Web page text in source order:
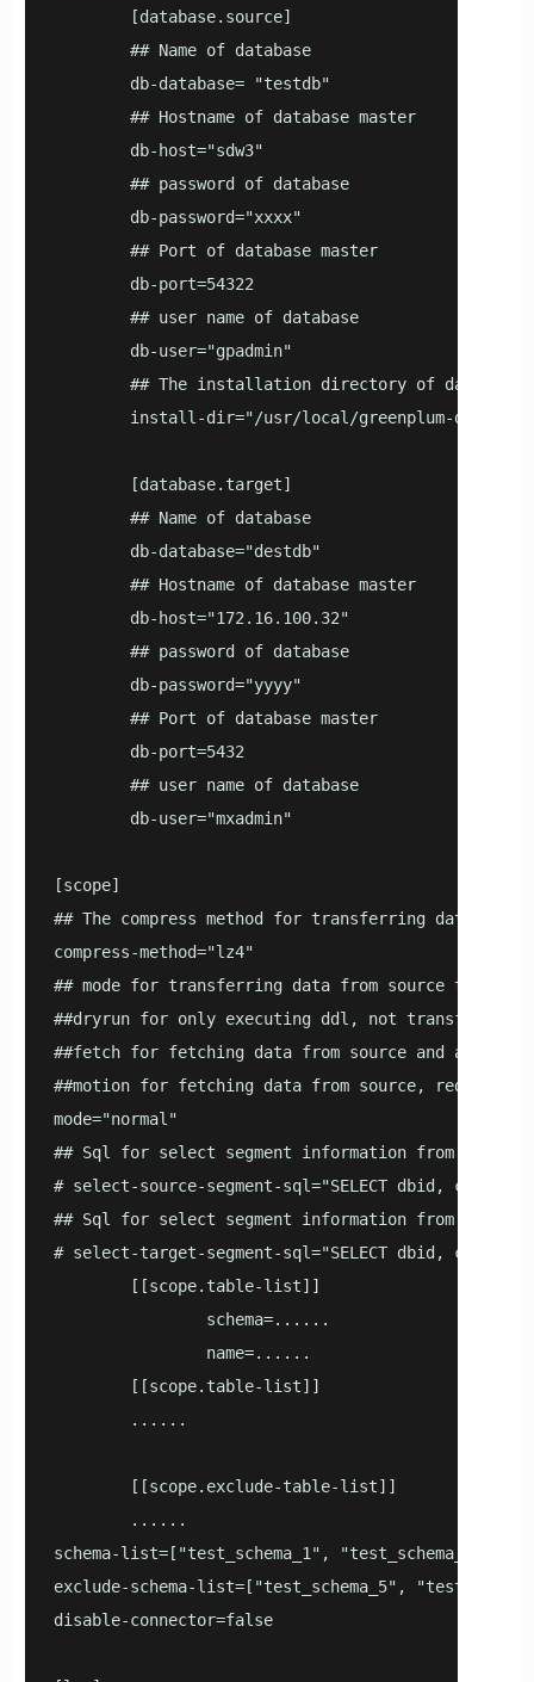
        [database.source]
        ## Name of database
        db-database= "testdb"
        ## Hostname of database master
        db-host="sdw3"
        ## password of database
        db-password="xxxx"
        ## Port of database master
        db-port=54322
        ## user name of database
        db-user="gpadmin"
        ## The installation directory of database
install-dir="/usr/local/greenplum-db-
        [database.target]
        ## Name of database
        db-database="destdb"
        ## Hostname of database master
        db-host="172.16.100.32"
        ## password of database
        db-password="yyyy"
        ## Port of database master
        db-port=5432
        ## user name of database
        db-user="mxadmin"
[scope]
## The compress method for transferring
compress-method="lz4"
## mode for transferring data from source to
##dryrun for only executing ddl, not transferring
##fetch for fetching data from source and abandon
##motion for fetching data from source,
mode="normal"
## Sql for select segment information from
# select-source-segment-sql="SELECT dbid, content,
## Sql for select segment information from target
# select-target-segment-sql="SELECT dbid, content,
        [[scope.table-list]]
                schema=......
                name=......
        [[scope.table-list]]
        ......
        [[scope.exclude-table-list]]
        ......
schema-list=["test_schema_1", "test_schema_2"]
exclude-schema-list=["test_schema_5",
disable-connector=false